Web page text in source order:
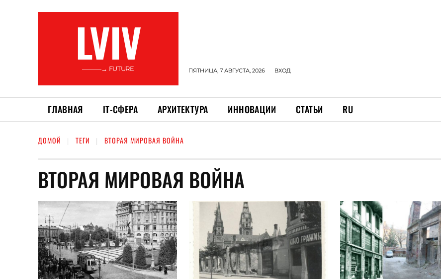
LVIV
———→ FUTURE ПЯТНИЦА, 7 АВГУСТА, 2026 ВХОД
ГЛАВНАЯ ІТ-СФЕРА АРХИТЕКТУРА ИННОВАЦИИ СТАТЬИ RU
ДОМОЙ ТЕГИ ВТОРАЯ МИРОВАЯ ВОЙНА
ВТОРАЯ МИРОВАЯ ВОЙНА